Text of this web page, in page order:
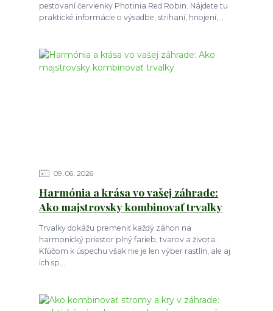
pestovaní červienky Photinia Red Robin. Nájdete tu
praktické informácie o výsadbe, strihaní, hnojení,...
09 06 2026
Harmónia a krása vo vašej záhrade:
Ako majstrovsky kombinovať trvalky
Trvalky dokážu premeniť každý záhon na
harmonický priestor plný farieb, tvarov a života.
Kľúčom k úspechu však nie je len výber rastlín, ale aj
ich sp...